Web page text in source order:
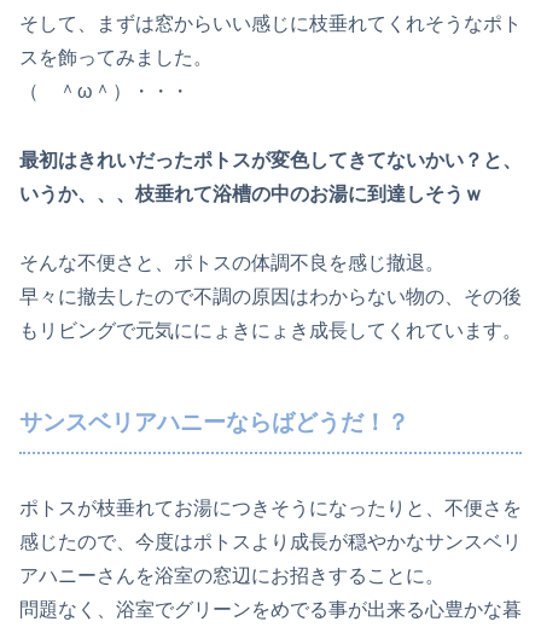
そして、まずは窓からいい感じに枝垂れてくれそうなポト
スを飾ってみました。
（ ＾ω＾）・・・
最初はきれいだったポトスが変色してきてないかい？と、
いうか、、、枝垂れて浴槽の中のお湯に到達しそうｗ
そんな不便さと、ポトスの体調不良を感じ撤退。
早々に撤去したので不調の原因はわからない物の、その後
もリビングで元気ににょきにょき成長してくれています。
サンスベリアハニーならばどうだ！？
ポトスが枝垂れてお湯につきそうになったりと、不便さを
感じたので、今度はポトスより成長が穏やかなサンスベリ
アハニーさんを浴室の窓辺にお招きすることに。
問題なく、浴室でグリーンをめでる事が出来る心豊かな暮